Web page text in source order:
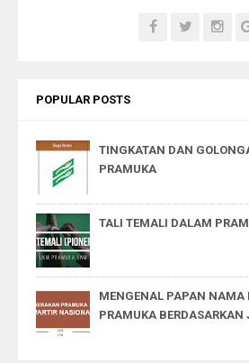
POPULAR POSTS
TINGKATAN DAN
PRAMUKA
TALI TEMALI DALAM
MENGENAL PAPAN NAMA
PRAMUKA